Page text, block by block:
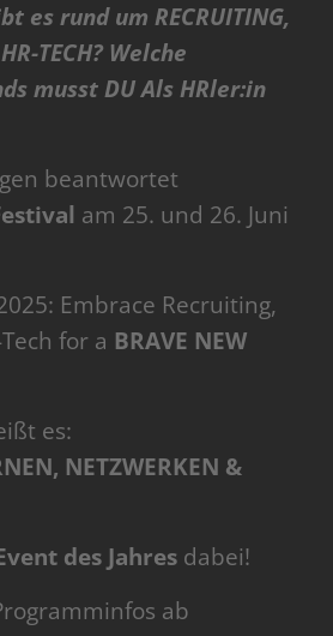
es rund um RECRUITING,
TECH? Welche
musst DU Als HRler:in
beantwortet
am 25. und 26. Juni
Embrace Recruiting,
for a BRAVE NEW
es:
NETZWERKEN &
des Jahres dabei!
ab